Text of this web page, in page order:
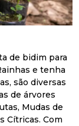
de bidim para
e tenha
são diversas
de árvores
Mudas de
Cítricas. Com